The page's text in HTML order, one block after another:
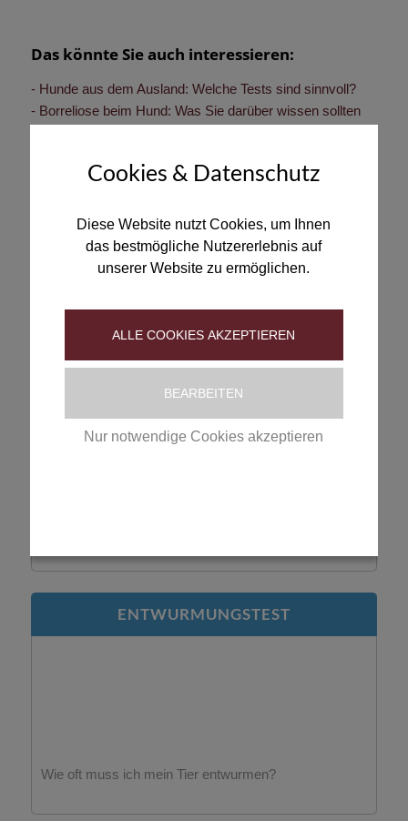
Das könnte Sie auch interessieren:
Hunde aus dem Ausland: Welche Tests sind sinnvoll?
Borreliose beim Hund: Was Sie darüber wissen sollten
1. MÄRZ 2026 / VONSFILIPOVIC
FÜR TIERÄRZTINNEN UND TFAS
ENTWURMUNGSTEST
Wie oft muss ich mein Tier entwurmen?
Cookies & Datenschutz
Diese Website nutzt Cookies, um Ihnen
das bestmögliche Nutzererlebnis auf
unserer Website zu ermöglichen.
ALLE COOKIES AKZEPTIEREN
BEARBEITEN
Nur notwendige Cookies akzeptieren